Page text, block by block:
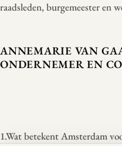
raadsleden, burgemeester en
ANNEMARIE VAN
ONDERNEMER EN
1.Wat betekent Amsterdam